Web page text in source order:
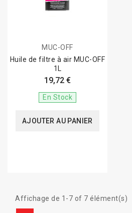
MUC-OFF
Huile de filtre à air MUC-OFF
1L
19,72 €
En Stock
AJOUTER AU PANIER
Affichage de 1-7 of 7 élément(s)